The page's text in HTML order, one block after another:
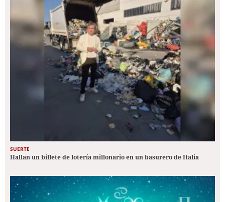
SUERTE
Hallan un billete de lotería millonario en un basurero de Italia